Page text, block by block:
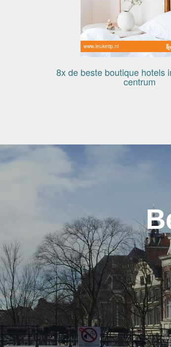
www.leuketip.nl
8x de beste boutique hotels
centrum